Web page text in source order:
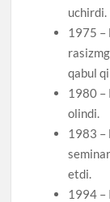
uchirdi.
1975 –
qabul
1980 –
olindi.
1983 –
etdi.
1994 –